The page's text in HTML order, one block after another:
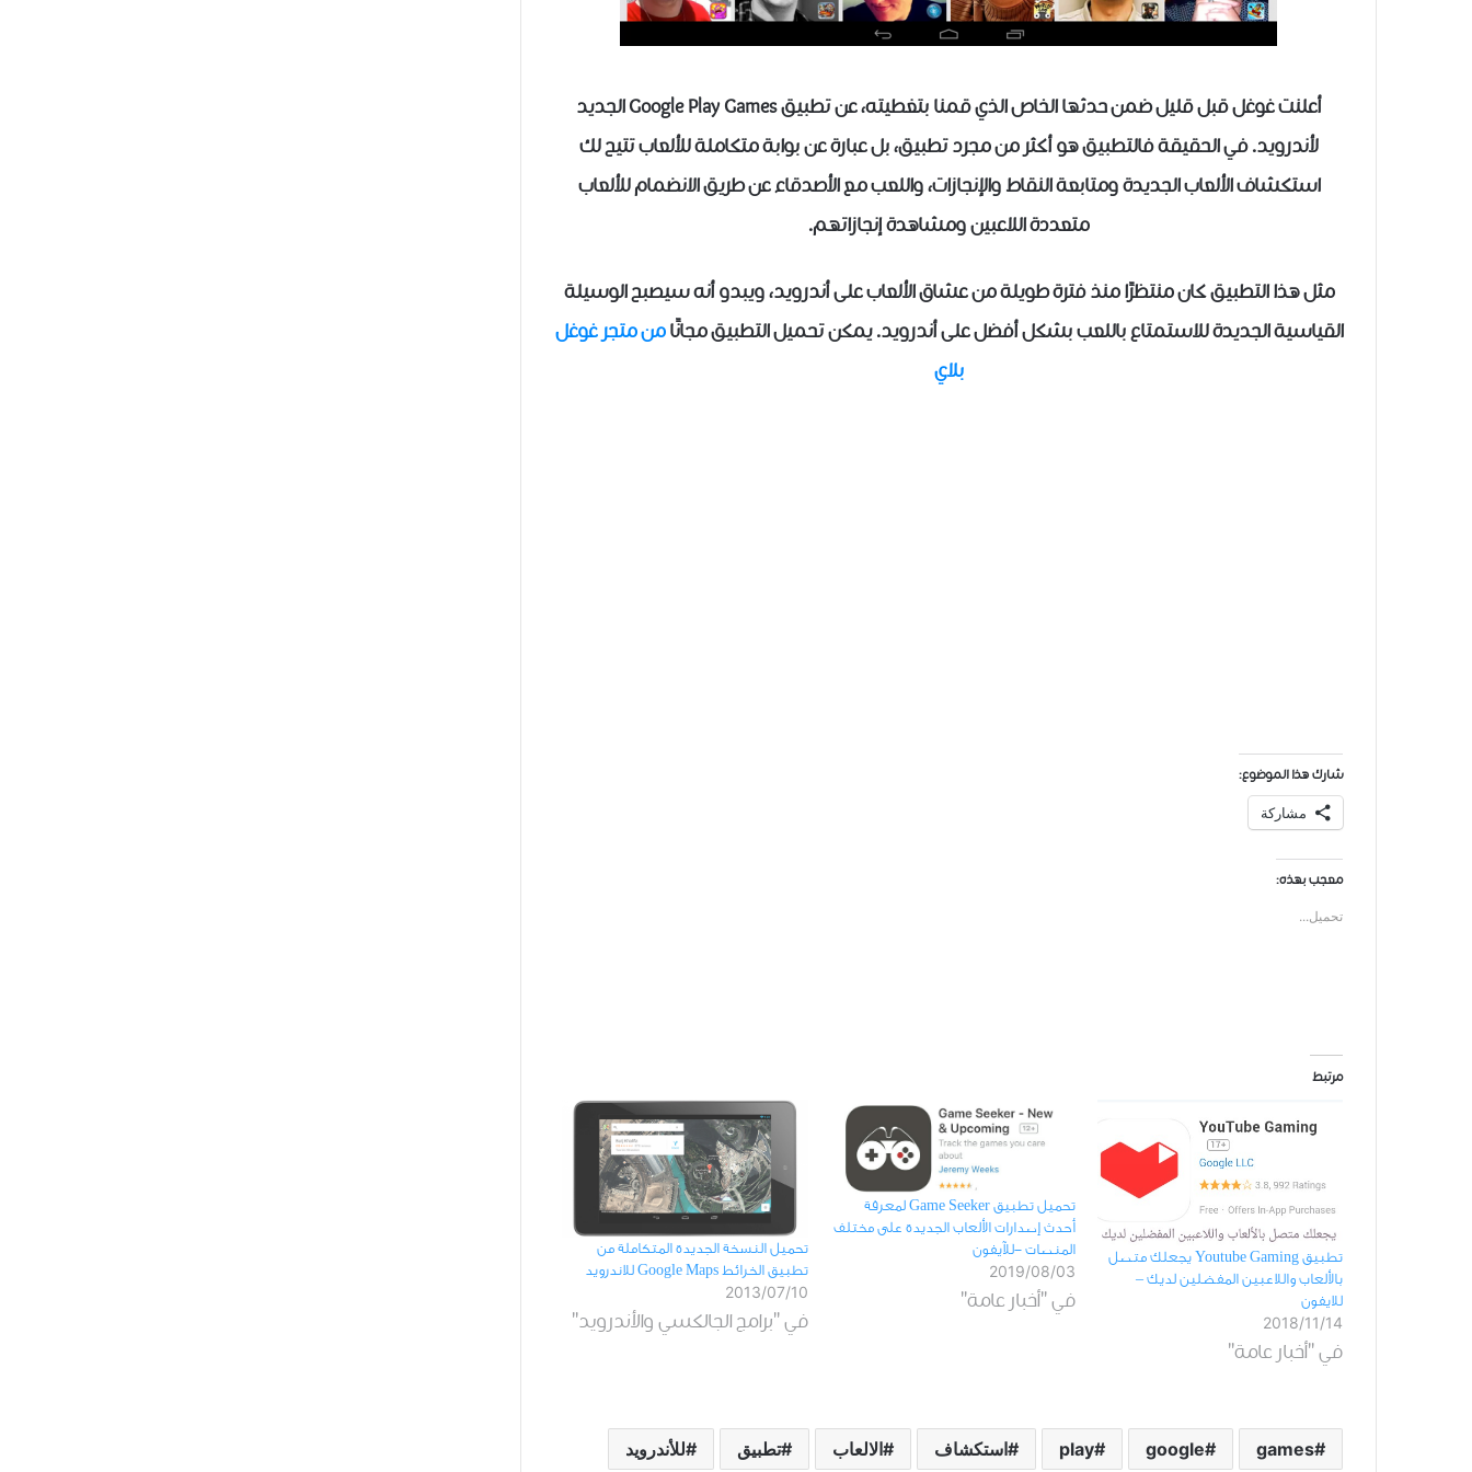
أعلنت غوغل قبل قليل ضمن حدثها الخاص الذي قمنا بتغطيته، عن تطبيق Google Play Games الجديد
لأندرويد. في الحقيقة فالتطبيق هو أكثر من مجرد تطبيق، بل عبارة عن بوابة متكاملة للألعاب تتيح لك
استكشاف الألعاب الجديدة ومتابعة النقاط والإنجازات، واللعب مع الأصدقاء عن طريق الانضمام للألعاب
متعددة اللاعبين ومشاهدة إنجازاتهم.
مثل هذا التطبيق كان منتظرًا منذ فترة طويلة من عشاق الألعاب على أندرويد، ويبدو أنه سيصبح الوسيلة
القياسية الجديدة للاستمتاع باللعب بشكل أفضل على أندرويد. يمكن تحميل التطبيق مجانًامن متجر غوغل
بلاي
شارك هذا الموضوع:
مشاركة
معجب بهذه:
تحميل...
مرتبط
تطبيق Youtube Gaming يجعلك متصل
بالألعاب واللاعبين المفضلين لديك –
للايفون
2018/11/14
في "أخبار عامة"
تحميل تطبيق Game Seeker ﻟﻤﻌﺮﻓﺔ
أحدث إصدارات ﺍﻷﻟﻌﺎﺏ ﺍﻟﺠﺪﻳﺪﺓ على مختلف
المنصات -للآيفون
2019/08/03
في "أخبار عامة"
تحميل النسخة الجديدة المتكاملة من
تطبيق الخرائط Google Maps للاندرويد
2013/07/10
في "برامج الجالكسي والأندرويد"
games
google
play استكشاف الالعاب تطبيق للأندرويد